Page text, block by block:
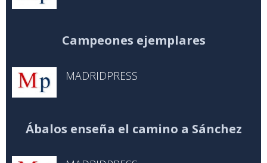
Campeones ejemplares
MADRIDPRESS
Ábalos enseña el camino a Sánchez